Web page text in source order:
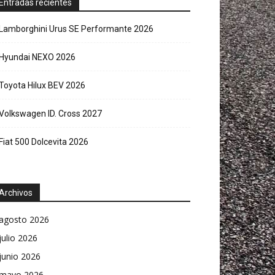
recientes
Urus SE Performante 2026
NEXO 2026
Hilux BEV 2026
ID. Cross 2027
500 Dolcevita 2026
2026
2026
2026